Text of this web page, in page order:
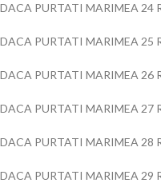
DACA PURTATI MARIMEA 24
DACA PURTATI MARIMEA 25
DACA PURTATI MARIMEA 26
DACA PURTATI MARIMEA 27
DACA PURTATI MARIMEA 28
DACA PURTATI MARIMEA 29